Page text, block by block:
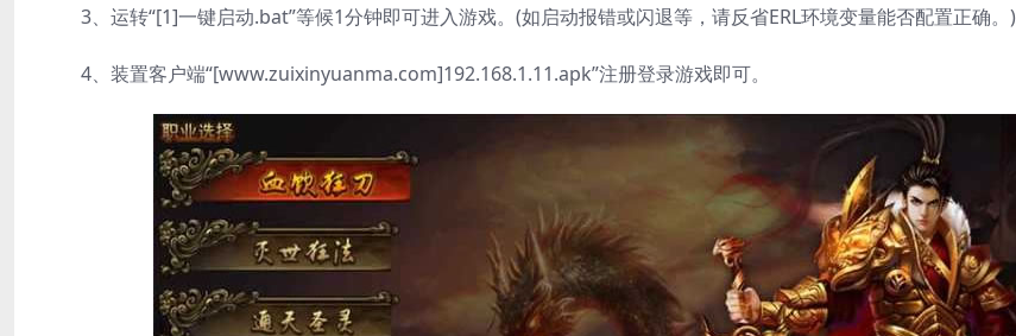
3、运转“[1]一键启动.bat”等候1分钟即可进入游戏。(如启动报错或闪退等，请反省ERL环境变量能否配置正确。)
4、装置客户端“[www.zuixinyuanma.com]192.168.1.11.apk”注册登录游戏即可。